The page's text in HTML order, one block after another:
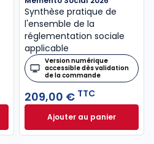
annoté. Édition limitée à 22,00 € TTC
Synthèse pratique de
l'ensemble de la
réglementation sociale
applicable
Version numérique
accessible dès validation
de la commande
209,00 € TTC
Ajouter au panier
Mémento Social